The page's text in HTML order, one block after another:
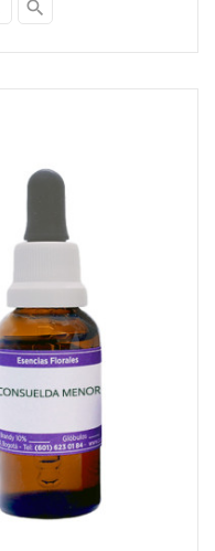
search